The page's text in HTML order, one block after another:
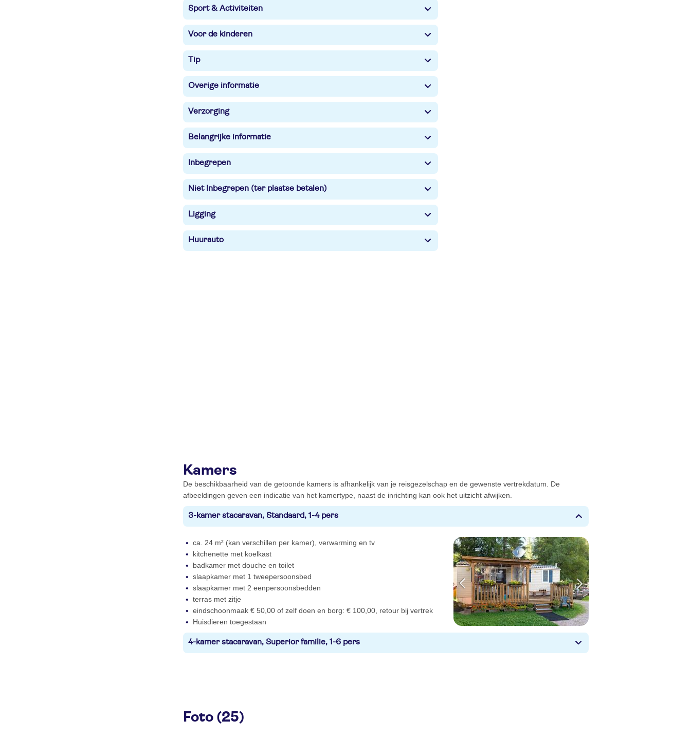
Sport & Activiteiten
Voor de kinderen
Tip
Overige informatie
Verzorging
Belangrijke informatie
Inbegrepen
Niet Inbegrepen (ter plaatse betalen)
Ligging
Huurauto
Kamers
De beschikbaarheid van de getoonde kamers is afhankelijk van je reisgezelschap en de gewenste vertrekdatum. De
afbeeldingen geven een indicatie van het kamertype, naast de inrichting kan ook het uitzicht afwijken.
3-kamer stacaravan, Standaard, 1-4 pers
ca. 24 m² (kan verschillen per kamer), verwarming en tv
kitchenette met koelkast
badkamer met douche en toilet
slaapkamer met 1 tweepersoonsbed
slaapkamer met 2 eenpersoonsbedden
terras met zitje
eindschoonmaak € 50,00 of zelf doen en borg: € 100,00, retour bij vertrek
Huisdieren toegestaan
4-kamer stacaravan, Superior familie, 1-6 pers
Foto (25)